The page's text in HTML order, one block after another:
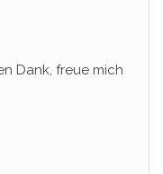
Dank, freue mich